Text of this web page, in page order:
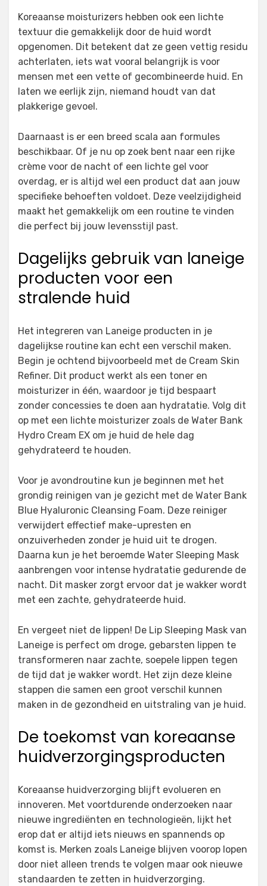
Koreaanse moisturizers hebben ook een lichte
textuur die gemakkelijk door de huid wordt
opgenomen. Dit betekent dat ze geen vettig residu
achterlaten, iets wat vooral belangrijk is voor
mensen met een vette of gecombineerde huid. En
laten we eerlijk zijn, niemand houdt van dat
plakkerige gevoel.
Daarnaast is er een breed scala aan formules
beschikbaar. Of je nu op zoek bent naar een rijke
crème voor de nacht of een lichte gel voor
overdag, er is altijd wel een product dat aan jouw
specifieke behoeften voldoet. Deze veelzijdigheid
maakt het gemakkelijk om een ​​routine te vinden
die perfect bij jouw levensstijl past.
Dagelijks gebruik van laneige
producten voor een
stralende huid
Het integreren van Laneige producten in je
dagelijkse routine kan echt een verschil maken.
Begin je ochtend bijvoorbeeld met de Cream Skin
Refiner. Dit product werkt als een toner en
moisturizer in één, waardoor je tijd bespaart
zonder concessies te doen aan hydratatie. Volg dit
op met een lichte moisturizer zoals de Water Bank
Hydro Cream EX om je huid de hele dag
gehydrateerd te houden.
Voor je avondroutine kun je beginnen met het
grondig reinigen van je gezicht met de Water Bank
Blue Hyaluronic Cleansing Foam. Deze reiniger
verwijdert effectief make-upresten en
onzuiverheden zonder je huid uit te drogen.
Daarna kun je het beroemde Water Sleeping Mask
aanbrengen voor intense hydratatie gedurende de
nacht. Dit masker zorgt ervoor dat je wakker wordt
met een zachte, gehydrateerde huid.
En vergeet niet de lippen! De Lip Sleeping Mask van
Laneige is perfect om droge, gebarsten lippen te
transformeren naar zachte, soepele lippen tegen
de tijd dat je wakker wordt. Het zijn deze kleine
stappen die samen een groot verschil kunnen
maken in de gezondheid en uitstraling van je huid.
De toekomst van koreaanse
huidverzorgingsproducten
Koreaanse huidverzorging blijft evolueren en
innoveren. Met voortdurende onderzoeken naar
nieuwe ingrediënten en technologieën, lijkt het
erop dat er altijd iets nieuws en spannends op
komst is. Merken zoals Laneige blijven voorop lopen
door niet alleen trends te volgen maar ook nieuwe
standaarden te zetten in huidverzorging.